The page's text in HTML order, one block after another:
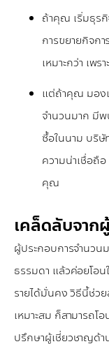
ถ้าคุณ เริ่มธุรกิ
การขยายกิจก
เหมาะกว่า เพ
แต่ถ้าคุณ มอง
จำนวนมาก มีพ
ซื้อในนาม บริษั
ความน่าเชื่อถื
คุณ
เคล็ดลับจาก
ผู้ประกอบการจำนวน
ธรรมดา แล้วค่อยโอ
รายได้มั่นคง วิธีนี้ช่ว
เหมาะสม ก็สามารถโ
ปรึกษาผู้เชี่ยวชาญด้